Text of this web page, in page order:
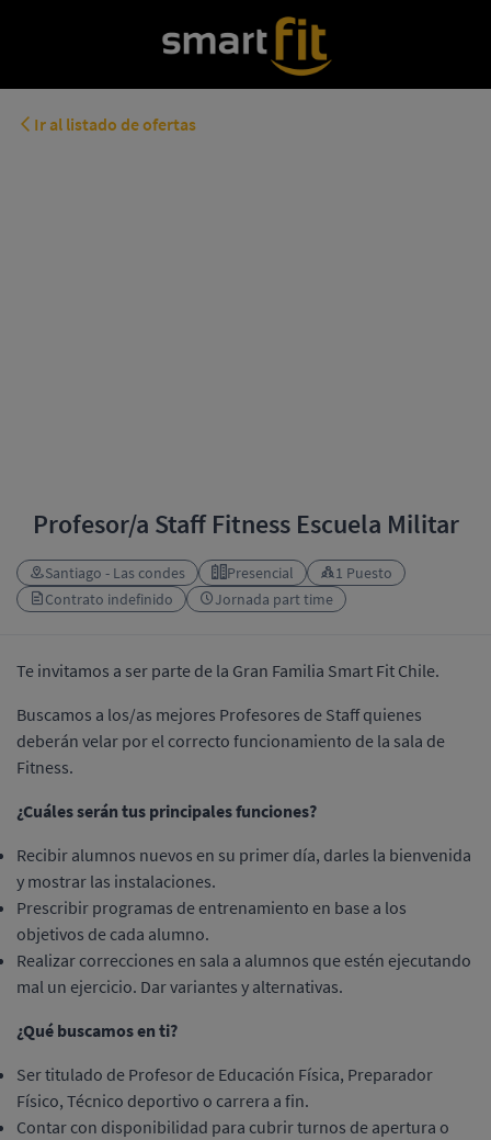
Ir al listado de ofertas
Profesor/a Staff Fitness Escuela Militar
Santiago - Las condes Presencial
1 Puesto
Contrato indefinido
Jornada part time
Te invitamos a ser parte de la Gran Familia Smart Fit Chile.
Buscamos a los/as mejores Profesores de Staff quienes
deberán velar por el correcto funcionamiento de la sala de
Fitness.
¿Cuáles serán tus principales funciones?
Recibir alumnos nuevos en su primer día, darles la bienvenida
y mostrar las instalaciones.
Prescribir programas de entrenamiento en base a los
objetivos de cada alumno.
Realizar correcciones en sala a alumnos que estén ejecutando
mal un ejercicio. Dar variantes y alternativas.
¿Qué buscamos en ti?
Ser titulado de Profesor de Educación Física, Preparador
Físico, Técnico deportivo o carrera a fin.
Contar con disponibilidad para cubrir turnos de apertura o